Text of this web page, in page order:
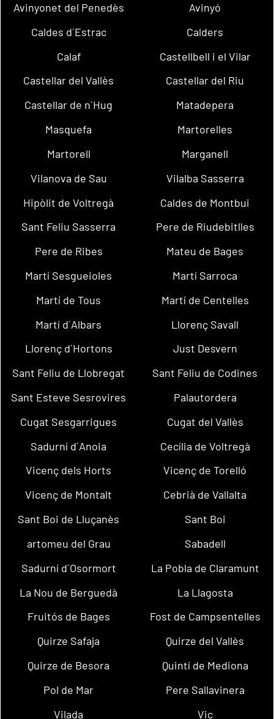
Avinyonet del Penedès
Avinyó
Caldes d´Estrac
Calders
Calaf
Castellbell i el Vilar
Castellar del Vallès
Castellar del Riu
Castellar de n´Hug
Matadepera
Masquefa
Martorelles
Martorell
Marganell
Vilanova de Sau
Vilalba Sasserra
Hipòlit de Voltregà
Caldes de Montbui
Sant Feliu Sasserra
Pere de Riudebitlles
Pere de Ribes
Mateu de Bages
Martí Sesgueioles
Martí Sarroca
Martí de Tous
Martí de Centelles
Martí d´Albars
Llorenç Savall
Llorenç d´Hortons
Just Desvern
Sant Feliu de Llobregat
Sant Feliu de Codines
Sant Esteve Sesrovires
Palautordera
Cugat Sesgarrigues
Cugat del Vallès
Sadurní d´Anoia
Cecília de Voltregà
Vicenç dels Horts
Vicenç de Torelló
Vicenç de Montalt
Cebrià de Vallalta
Sant Boi de Lluçanès
Sant Boi
artomeu del Grau
Sabadell
Sadurní d´Osormort
La Pobla de Claramunt
La Nou de Berguedà
La Llagosta
Fruitós de Bages
Fost de Campsentelles
Quirze Safaja
Quirze del Vallès
Quirze de Besora
Quintí de Mediona
Pol de Mar
Pere Sallavinera
Vilada
Vic